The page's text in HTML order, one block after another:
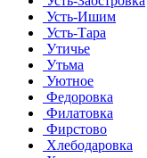
Усть-Ишим
Усть-Тара
Утичье
Утьма
Уютное
Федоровка
Филатовка
Фирстово
Хлебодаровка